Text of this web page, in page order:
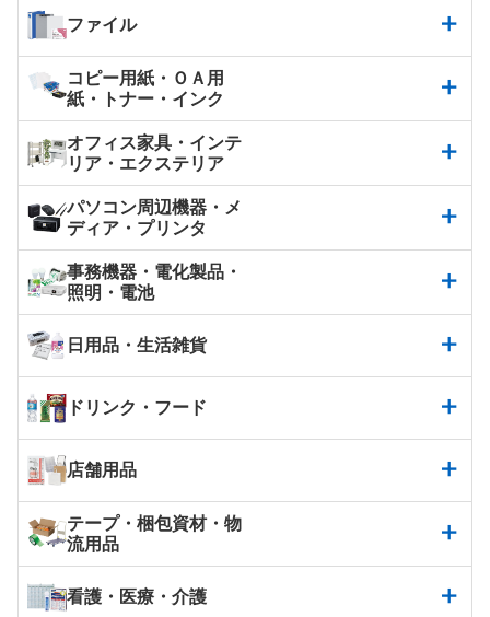
ファイル
コピー用紙・ＯＡ用
紙・トナー・インク
オフィス家具・インテ
リア・エクステリア
パソコン周辺機器・メ
ディア・プリンタ
事務機器・電化製品・
照明・電池
日用品・生活雑貨
ドリンク・フード
店舗用品
テープ・梱包資材・物
流用品
看護・医療・介護